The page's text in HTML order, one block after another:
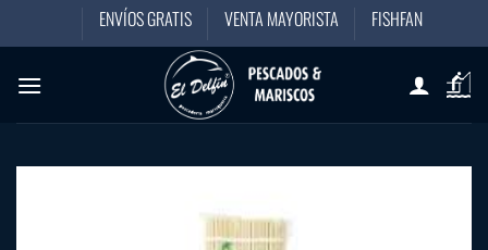
ENVÍOS GRATIS VENTA MAYORISTA FISHFAN